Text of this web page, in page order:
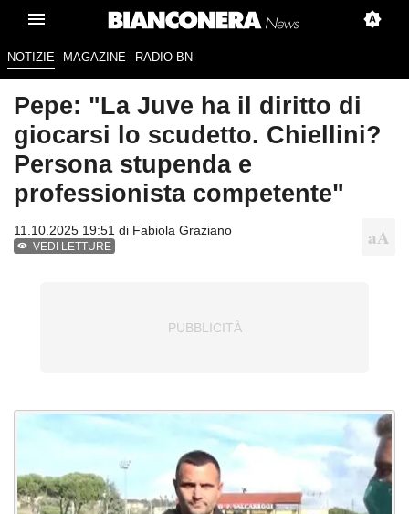
NOTIZIE MAGAZINE RADIO BN
Pepe: "La Juve ha il diritto di
giocarsi lo scudetto. Chiellini?
Persona stupenda e
professionista competente"
11.10.2025 19:51 di Fabiola Graziano
VEDI LETTURE